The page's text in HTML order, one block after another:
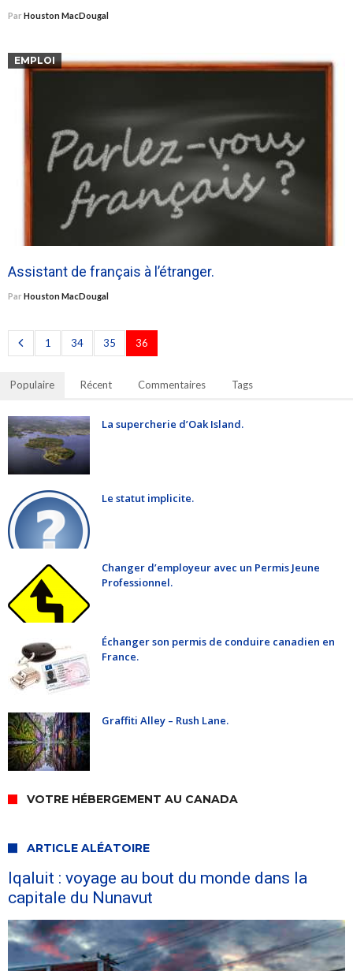
Par Houston MacDougal
EMPLOI
Assistant de français à l’étranger.
Par Houston MacDougal
1 34 35 36
Populaire Récent Commentaires Tags
La supercherie d’Oak Island.
Le statut implicite.
Changer d’employeur avec un Permis Jeune
Professionnel.
Échanger son permis de conduire canadien en
France.
Graffiti Alley – Rush Lane.
VOTRE HÉBERGEMENT AU CANADA
ARTICLE ALÉATOIRE
Iqaluit : voyage au bout du monde dans la
capitale du Nunavut